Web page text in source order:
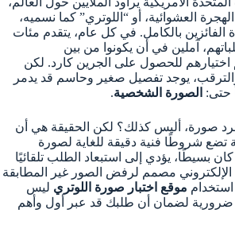
العشوائية، أو “اللوتري” كما نسميه،
الفائزين بالكامل. في كل عام، يتقدم مئات
آملين في أن يكونوا من بين
للحصول على الجرين كارد. لكن
يوجد تفصيل صغير وحاسم قد يدمر
حتى: الصورة الشخصية.
صورة، أليس كذلك؟ لكن الحقيقة هي أن
تضع شروطًا فنية دقيقة للغاية لصورة
بسيطًا، يؤدي إلى استبعاد الطلب تلقائيًا
مصمم لرفض الصور غير المطابقة
موقع اختبار صورة اللوتري ليس
لضمان أن طلبك قد عبر أول وأهم